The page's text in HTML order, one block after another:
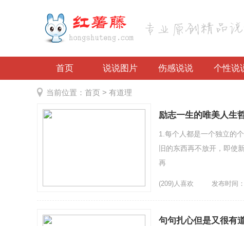
首页 说说图片 伤感说说 个性说
当前位置： 首页 > 有道理
励志一生的唯美人生
1.每个人都是一个独立的
旧的东西再不放开，即使
再
(209)人喜欢 发布时间
句句扎心但是又很有